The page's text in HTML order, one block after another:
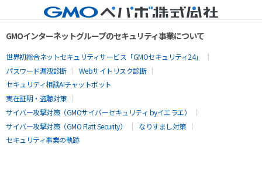
GMOインターネットグループのセキュリティ事業について
世界初総合ネットセキュリティサービス「GMOセキュリティ24」
パスワード漏洩診断
Webサイトリスク診断
セキュリティ相談AIチャットボット
実在証明・盗聴対策
サイバー攻撃対策（GMOサイバーセキュリティ byイエラエ）
サイバー攻撃対策（GMO Flatt Security）
なりすまし対策
セキュリティ事業の軌跡